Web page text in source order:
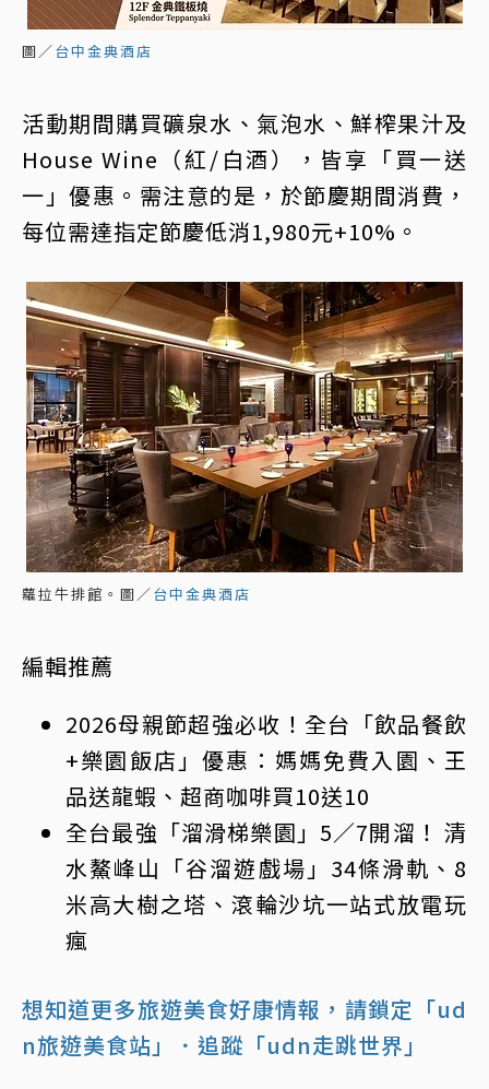
圖／台中金典酒店
活動期間購買礦泉水、氣泡水、鮮榨果汁及
House Wine（紅/白酒），皆享「買一送
一」優惠。需注意的是，於節慶期間消費，
每位需達指定節慶低消1,980元+10%。
蘿拉牛排館。圖／台中金典酒店
編輯推薦
2026母親節超強必收！全台「飲品餐飲
+樂園飯店」優惠：媽媽免費入園、王
品送龍蝦、超商咖啡買10送10
全台最強「溜滑梯樂園」5／7開溜！ 清
水鰲峰山「谷溜遊戲場」34條滑軌、8
米高大樹之塔、滾輪沙坑一站式放電玩
瘋
想知道更多旅遊美食好康情報，請鎖定「ud
n旅遊美食站」
．追蹤「udn走跳世界」